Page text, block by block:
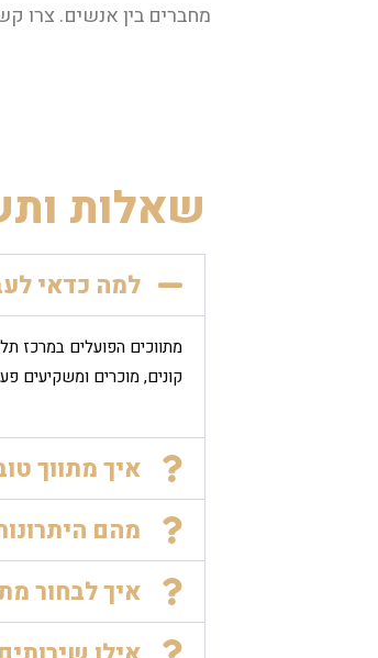
מחברים בין אנשים. צרו
שאלות
למה כדאי
מתווכים הפועלים במרכז
קונים, מוכרים ומשקיעים
איך מתווך
מהם
איך לבחור